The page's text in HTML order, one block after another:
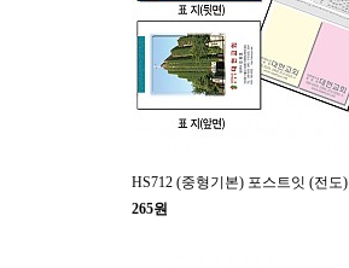
HS712 (중형기본) 포스트잇 (전도)
265원